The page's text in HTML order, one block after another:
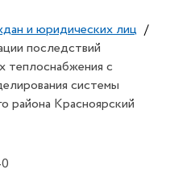
и юридических лиц /
последствий
теплоснабжения с
системы
района Красноярский